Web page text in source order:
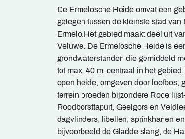
De Ermelosche Heide omvat een
gelegen tussen de kleinste stad van
Ermelo.Het gebied maakt deel uit
Veluwe. De Ermelosche Heide is
grondwaterstanden die gemiddeld
tot max. 40 m. centraal in het
open heide, omgeven door loofbos,
terrein broeden bijzondere Rode
Roodborsttapuit, Geelgors en
dagvlinders, libellen, sprinkhanen
bijvoorbeeld de Gladde slang, de